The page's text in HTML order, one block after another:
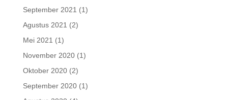
September 2021 (1)
Agustus 2021 (2)
Mei 2021 (1)
November 2020(1)
Oktober 2020(2)
September 2020(1)